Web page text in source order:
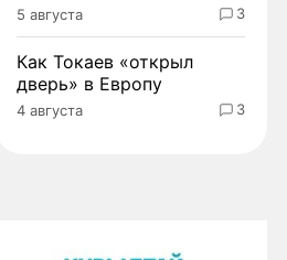
5 августа 3
Как Токаев «открыл
дверь» в Европу
4 августа 3